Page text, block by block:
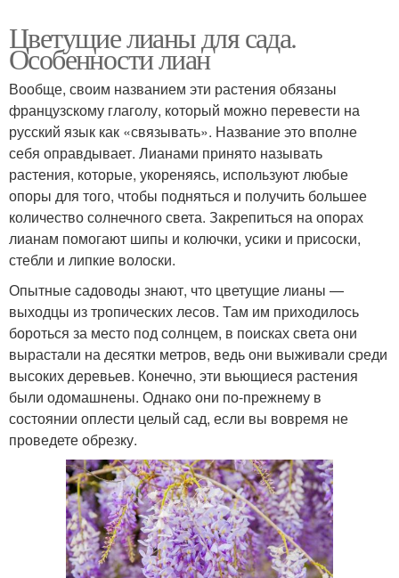
Цветущие лианы для сада.
Особенности лиан
Вообще, своим названием эти растения обязаны
французскому глаголу, который можно перевести на
русский язык как «связывать». Название это вполне
себя оправдывает. Лианами принято называть
растения, которые, укореняясь, используют любые
опоры для того, чтобы подняться и получить большее
количество солнечного света. Закрепиться на опорах
лианам помогают шипы и колючки, усики и присоски,
стебли и липкие волоски.
Опытные садоводы знают, что цветущие лианы —
выходцы из тропических лесов. Там им приходилось
бороться за место под солнцем, в поисках света они
вырастали на десятки метров, ведь они выживали среди
высоких деревьев. Конечно, эти вьющиеся растения
были одомашнены. Однако они по-прежнему в
состоянии оплести целый сад, если вы вовремя не
проведете обрезку.